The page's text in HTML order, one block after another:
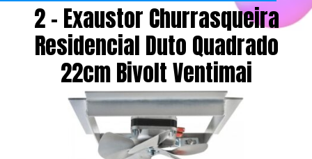
2 - Exaustor Churrasqueira
Residencial Duto Quadrado
22cm Bivolt Ventimai